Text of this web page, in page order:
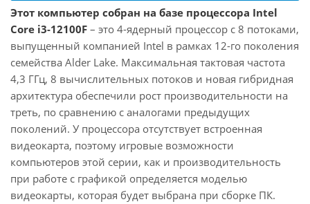
Этот компьютер собран на базе процессора Intel
Core i3-12100F – это 4-ядерный процессор с 8 потоками,
выпущенный компанией Intel в рамках 12-го поколения
семейства Alder Lake. Максимальная тактовая частота
4,3 ГГц, 8 вычислительных потоков и новая гибридная
архитектура обеспечили рост производительности на
треть, по сравнению с аналогами предыдущих
поколений. У процессора отсутствует встроенная
видеокарта, поэтому игровые возможности
компьютеров этой серии, как и производительность
при работе с графикой определяется моделью
видеокарты, которая будет выбрана при сборке ПК.